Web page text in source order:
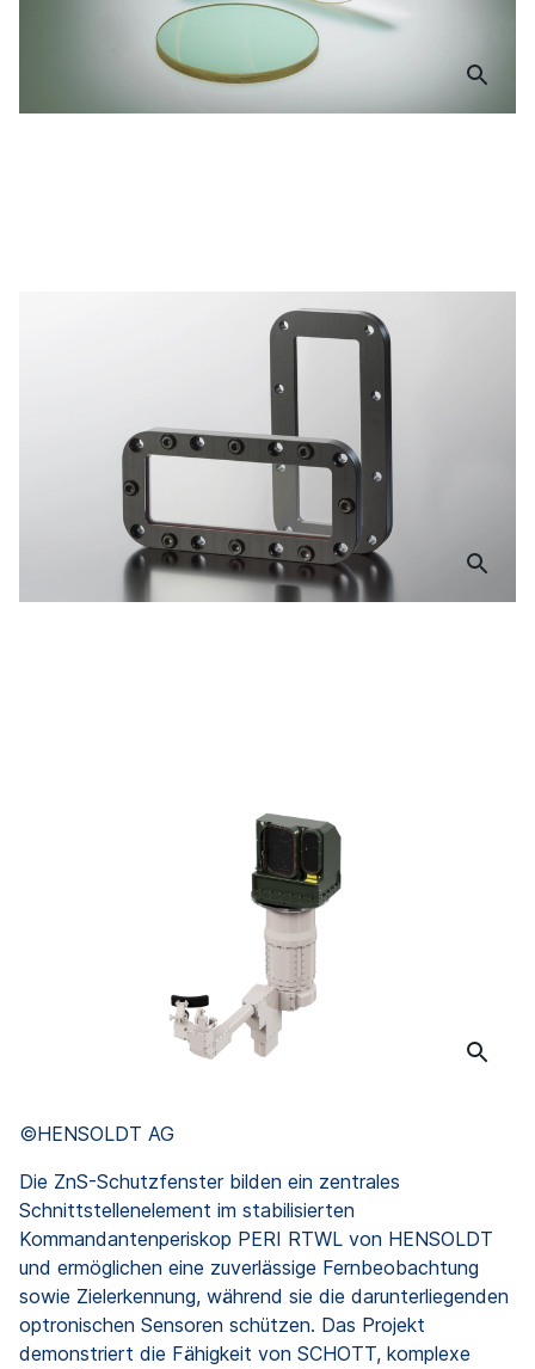
©HENSOLDT AG
Die ZnS-Schutzfenster bilden ein zentrales
Schnittstellenelement im stabilisierten
Kommandantenperiskop PERI RTWL von HENSOLDT
und ermöglichen eine zuverlässige Fernbeobachtung
sowie Zielerkennung, während sie die darunterliegenden
optronischen Sensoren schützen. Das Projekt
demonstriert die Fähigkeit von SCHOTT, komplexe